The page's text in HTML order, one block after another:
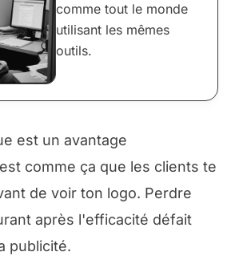
comme tout le monde
utilisant les mêmes
outils.
est un avantage
comme ça que les clients te
de voir ton logo. Perdre
après l'efficacité défait
publicité.